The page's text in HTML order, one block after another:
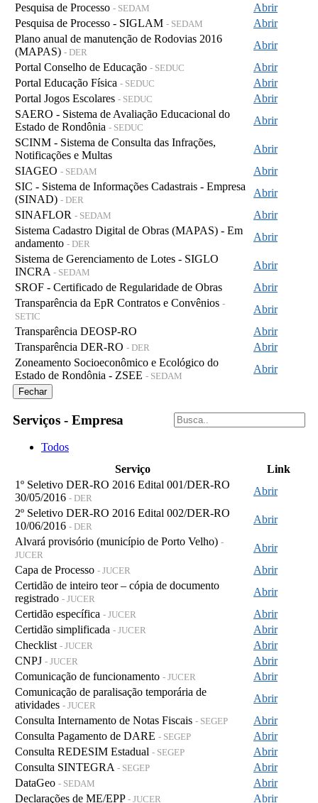
Pesquisa de Processo - SEDAM
Abrir
Pesquisa de Processo - SIGLAM - SEDAM
Abrir
Plano anual de manutenção de Rodovias 2016
(MAPAS) - DER
Abrir
Portal Conselho de Educação - SEDUC
Abrir
Portal Educação Física - SEDUC
Abrir
Portal Jogos Escolares - SEDUC
Abrir
SAERO - Sistema de Avaliação Educacional do
Estado de Rondônia - SEDUC
Abrir
SCINM - Sistema de Consulta das Infrações,
Notificações e Multas
Abrir
SIAGEO - SEDAM
Abrir
SIC - Sistema de Informações Cadastrais - Empresa
(SINAD) - DER
Abrir
SINAFLOR - SEDAM
Abrir
Sistema Cadastro Digital de Obras (MAPAS) - Em
andamento - DER
Abrir
Sistema de Gerenciamento de Lotes - SIGLO
INCRA - SEDAM
Abrir
SROF - Certificado de Regularidade de Obras
Abrir
Transparência da EpR Contratos e Convênios -
SETIC
Abrir
Transparência DEOSP-RO
Abrir
Transparência DER-RO - DER
Abrir
Zoneamento Socioeconômico e Ecológico do
Estado de Rondônia - ZSEE - SEDAM
Abrir
Fechar
Serviços - Empresa
Todos
Serviço
Link
1º Seletivo DER-RO 2016 Edital 001/DER-RO
30/05/2016 - DER
Abrir
2º Seletivo DER-RO 2016 Edital 002/DER-RO
10/06/2016 - DER
Abrir
Alvará provisório (município de Porto Velho) -
JUCER
Abrir
Capa de Processo - JUCER
Abrir
Certidão de inteiro teor – cópia de documento
registrado - JUCER
Abrir
Certidão específica - JUCER
Abrir
Certidão simplificada - JUCER
Abrir
Checklist - JUCER
Abrir
CNPJ - JUCER
Abrir
Comunicação de funcionamento - JUCER
Abrir
Comunicação de paralisação temporária de
atividades - JUCER
Abrir
Consulta Internamento de Notas Fiscais - SEGEP
Abrir
Consulta Pagamento de DARE - SEGEP
Abrir
Consulta REDESIM Estadual - SEGEP
Abrir
Consulta SINTEGRA - SEGEP
Abrir
DataGeo - SEDAM
Abrir
Declarações de ME/EPP - JUCER Abrir